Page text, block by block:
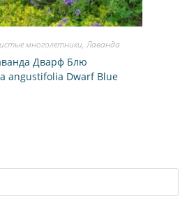
многолетники,Лаванда
Дварф Блю
angustifolia Dwarf Blue